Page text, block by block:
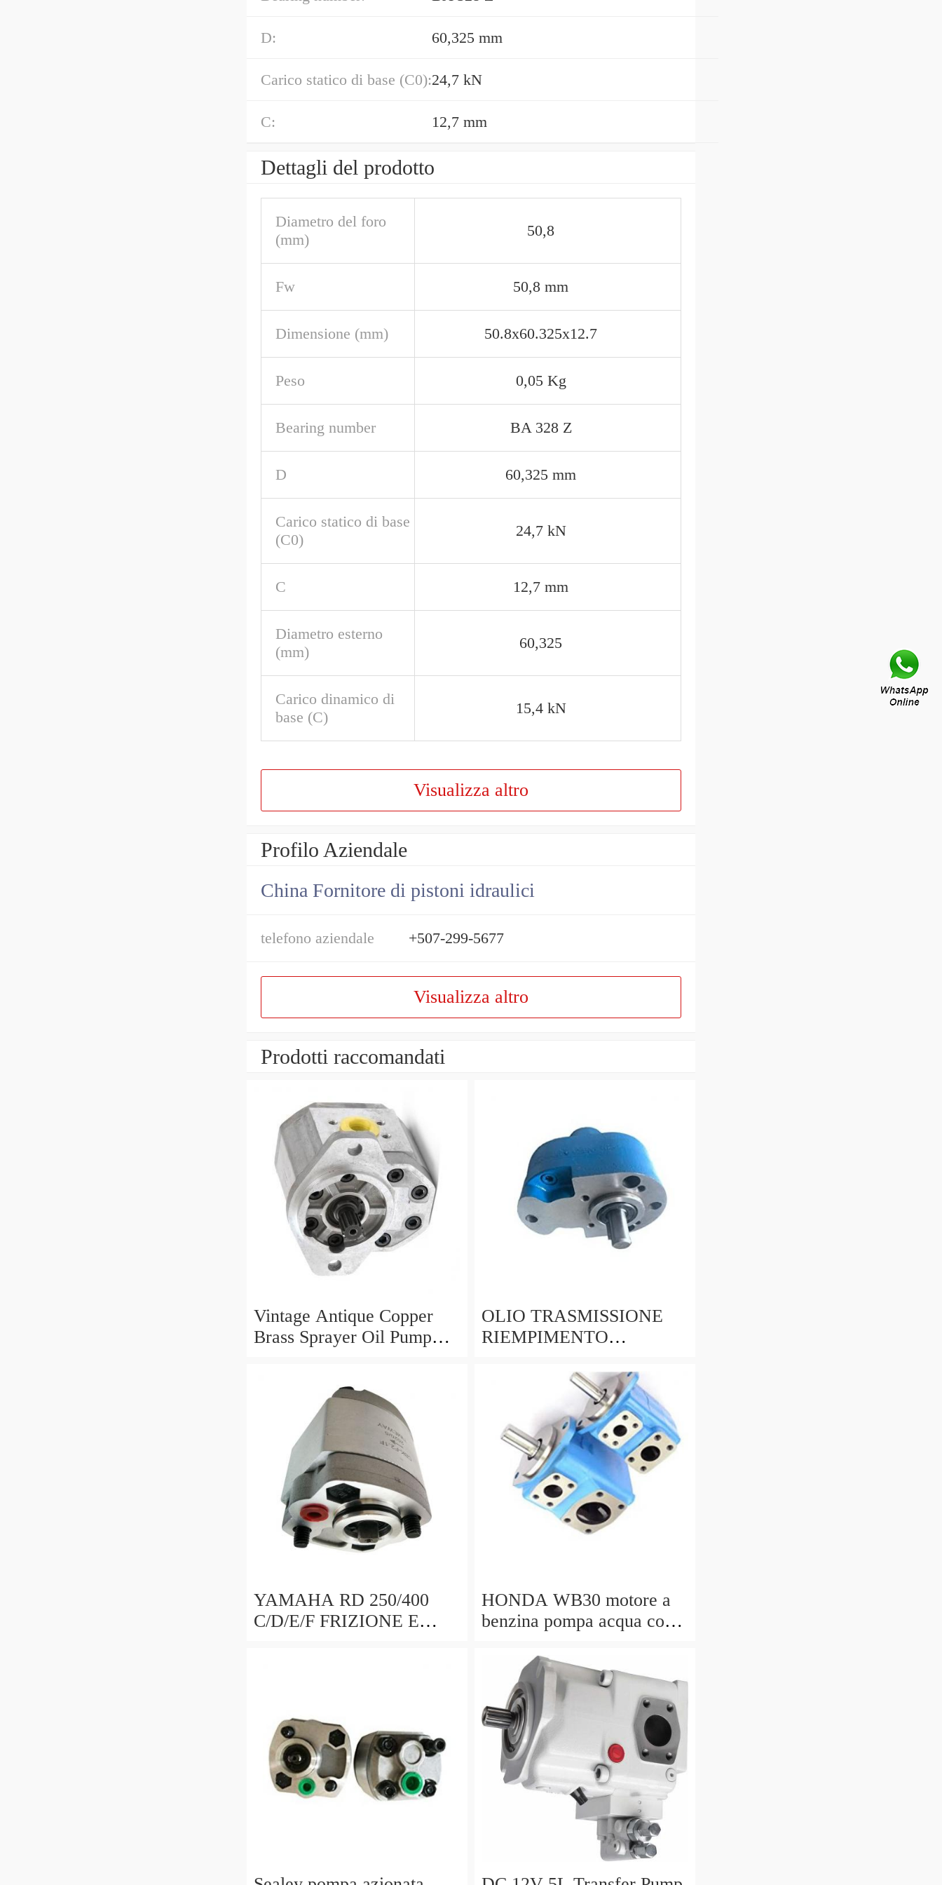
D: 60,325 mm
Carico statico di base (C0):24,7 kN
C: 12,7 mm
Dettagli del prodotto
Diametro del foro
(mm)
50,8
Fw 50,8 mm
Dimensione (mm) 50.8x60.325x12.7
Peso 0,05 Kg
Bearing number BA 328 Z
D 60,325 mm
Carico statico di base
(C0)
24,7 kN
C 12,7 mm
Diametro esterno
(mm)
60,325
Carico dinamico di
base (C)
15,4 kN
Visualizza altro
Profilo Aziendale
China Fornitore di pistoni idraulici
telefono aziendale +507-299-5677
Visualizza altro
Prodotti raccomandati
Vintage Antique Copper
Brass Sprayer Oil Pump
OLIO TRASMISSIONE
RIEMPIMENTO
pompa a mano 7 LITRI e
15 ADATTATORI DSG
YAMAHA RD 250/400
C/D/E/F FRIZIONE E
HONDA WB30 motore a
benzina pompa acqua con